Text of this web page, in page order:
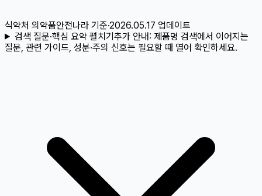
식약처 의약품안전나라 기준·2026.05.17 업데이트
검색 질문·핵심 요약 펼치기추가 안내: 제품명 검색에서 이어지는
질문, 관련 가이드, 성분·주의 신호는 필요할 때 열어 확인하세요.